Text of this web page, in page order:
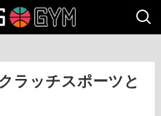
ラッチスポーツと